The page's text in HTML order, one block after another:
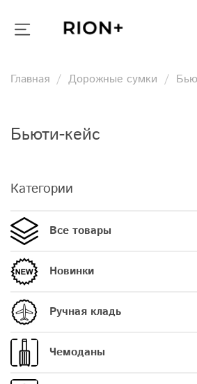
Главная Дорожные сумки
Бьюти-кейс
Категории
Все товары
Новинки
Ручная кладь
Чемоданы